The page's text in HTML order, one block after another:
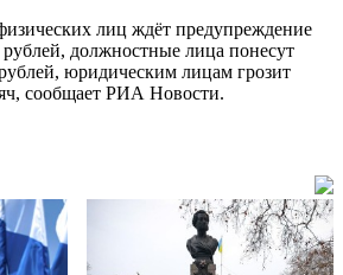
лиц ждёт предупреждение
должностные лица понесут
юридическим лицам грозит
сообщает РИА Новости.